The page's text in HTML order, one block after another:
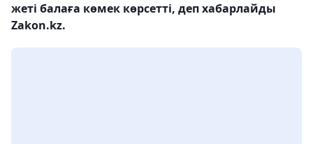
жеті балаға көмек көрсетті, деп хабарлайды
Zakon.kz.